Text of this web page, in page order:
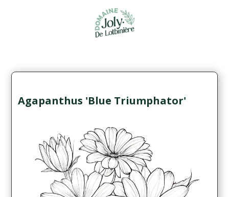
Agapanthus 'Blue Triumphator'